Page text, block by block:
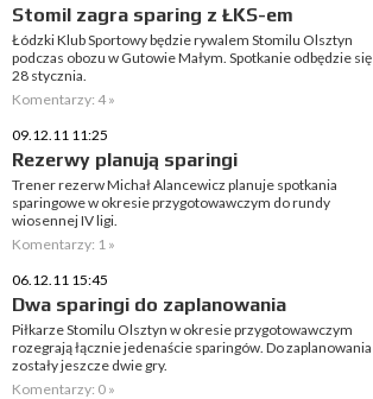
Stomil zagra sparing z ŁKS-em
Łódzki Klub Sportowy będzie rywalem Stomilu Olsztyn
podczas obozu w Gutowie Małym. Spotkanie odbędzie się
28 stycznia.
Komentarzy: 4 »
09.12.11 11:25
Rezerwy planują sparingi
Trener rezerw Michał Alancewicz planuje spotkania
sparingowe w okresie przygotowawczym do rundy
wiosennej IV ligi.
Komentarzy: 1 »
06.12.11 15:45
Dwa sparingi do zaplanowania
Piłkarze Stomilu Olsztyn w okresie przygotowawczym
rozegrają łącznie jedenaście sparingów. Do zaplanowania
zostały jeszcze dwie gry.
Komentarzy: 0 »